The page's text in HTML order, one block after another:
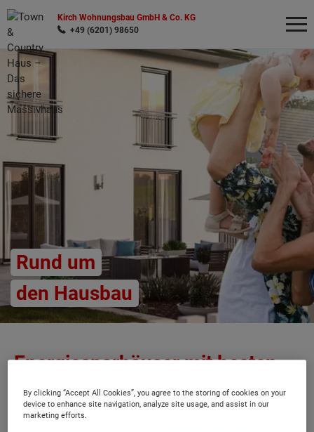
Kirch Wohnungsbau GmbH & Co. KG
+49 (6201) 98650
Rund um
den Hausbau
Energiesparhäuser mit besten
Wärme-Dämmwerten
Ytong bietet mit einem Lambda-Wert von 0,08
Wonach möchten Sie suchen?
By clicking “Accept All Cookies”, you agree to the storing of cookies on your
device to enhance site navigation, analyze site usage, and assist in our
marketing efforts.